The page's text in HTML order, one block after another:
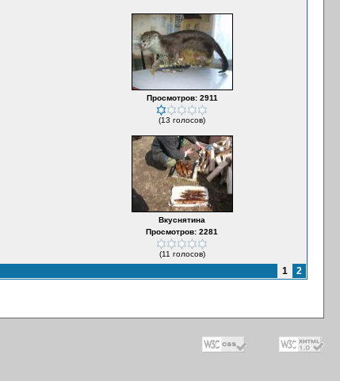
Просмотров: 2911
(13 голосов)
Вкуснятина
Просмотров: 2281
(11 голосов)
1 2